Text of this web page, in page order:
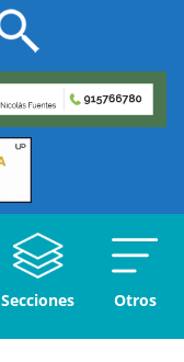
Secciones Otros